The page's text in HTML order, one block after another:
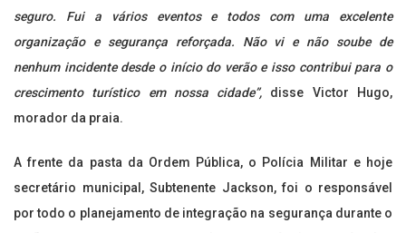
seguro. Fui a vários eventos e todos com uma excelente
organização e segurança reforçada. Não vi e não soube de
nenhum incidente desde o início do verão e isso contribui para o
crescimento turístico em nossa cidade”, disse Victor Hugo,
morador da praia.
A frente da pasta da Ordem Pública, o Polícia Militar e hoje
secretário municipal, Subtenente Jackson, foi o responsável
por todo o planejamento de integração na segurança durante o